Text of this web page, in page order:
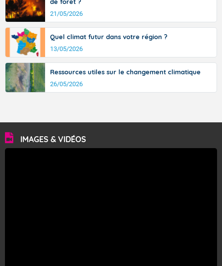
21/05/2026
Quel climat futur dans votre région ?
13/05/2026
Ressources utiles sur le changement climatique
26/05/2026
IMAGES & VIDÉOS